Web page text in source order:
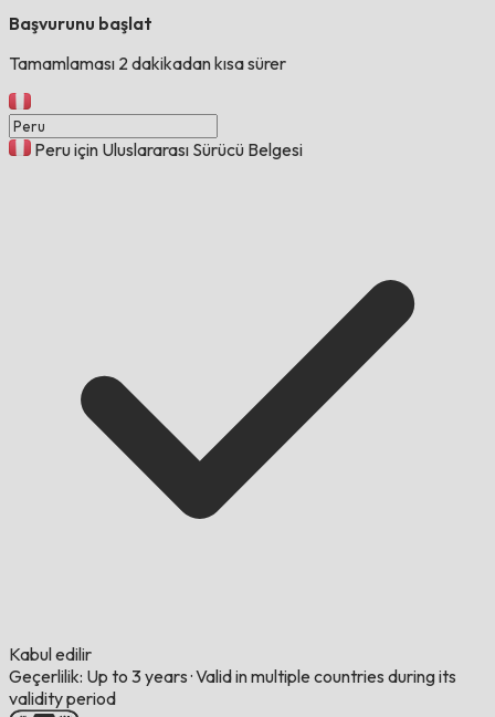
Başvurunu başlat
Tamamlaması 2 dakikadan kısa sürer
Peru için Uluslararası Sürücü Belgesi
Kabul edilir
Geçerlilik: Up to 3 years ·Valid in multiple countries during its
validity period